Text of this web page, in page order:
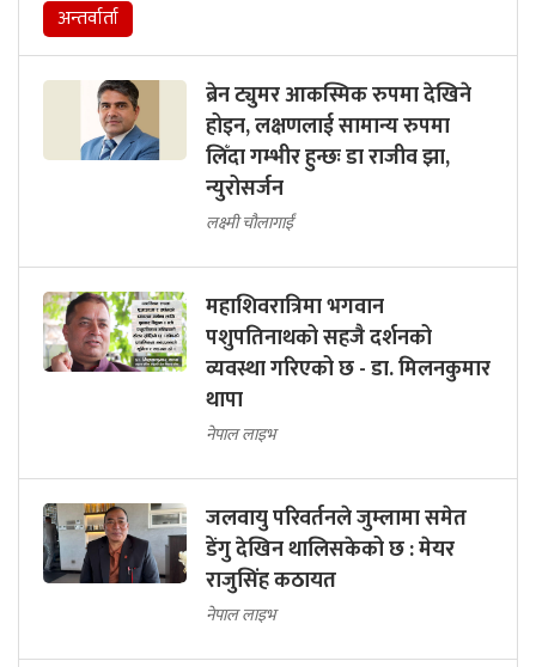
अन्तर्वार्ता
ब्रेन ट्युमर आकस्मिक रुपमा देखिने
होइन, लक्षणलाई सामान्य रुपमा
लिँदा गम्भीर हुन्छः डा राजीव झा,
न्युरोसर्जन
लक्ष्मी चौलागाईं
महाशिवरात्रिमा भगवान
पशुपतिनाथको सहजै दर्शनको
व्यवस्था गरिएको छ - डा. मिलनकुमार
थापा
नेपाल लाइभ
जलवायु परिवर्तनले जुम्लामा समेत
डेंगु देखिन थालिसकेको छ : मेयर
राजुसिंह कठायत
नेपाल लाइभ